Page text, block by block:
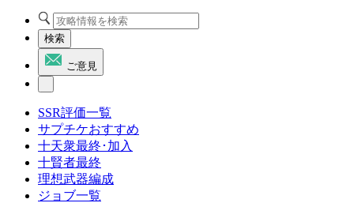
検索
ご意見
SSR評価一覧
サプチケおすすめ
十天衆最終･加入
十賢者最終
理想武器編成
ジョブ一覧